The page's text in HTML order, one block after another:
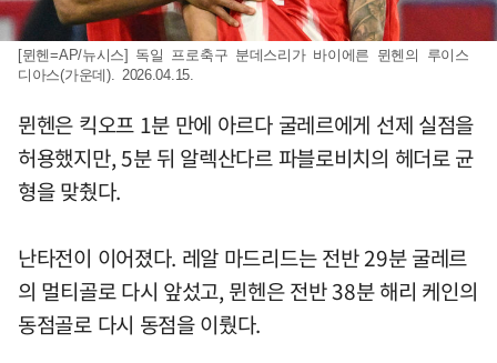
[뮌헨=AP/뉴시스] 독일 프로축구 분데스리가 바이에른 뮌헨의 루이스
디아스(가운데). 2026.04.15.
뮌헨은 킥오프 1분 만에 아르다 굴레르에게 선제 실점을
허용했지만, 5분 뒤 알렉산다르 파블로비치의 헤더로 균
형을 맞췄다.
난타전이 이어졌다. 레알 마드리드는 전반 29분 굴레르
의 멀티골로 다시 앞섰고, 뮌헨은 전반 38분 해리 케인의
동점골로 다시 동점을 이뤘다.